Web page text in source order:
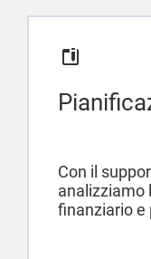
Con il
analizziamo
finanziario e